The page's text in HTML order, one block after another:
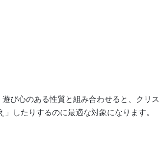
び心のある性質と組み合わせると、クリス
したりするのに最適な対象になります。